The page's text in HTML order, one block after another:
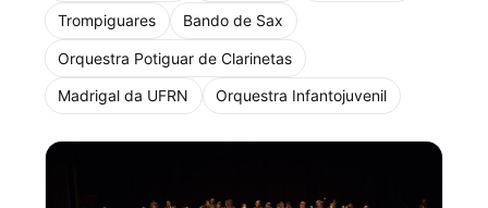
Trompiguares Bando de Sax
Orquestra Potiguar de Clarinetas
Madrigal da UFRN Orquestra Infantojuvenil